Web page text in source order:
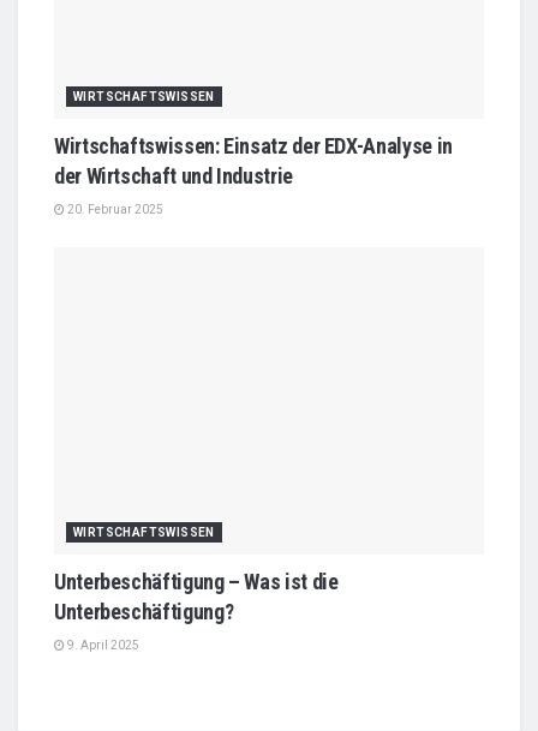
WIRTSCHAFTSWISSEN
Wirtschaftswissen: Einsatz der EDX-Analyse in
der Wirtschaft und Industrie
20. Februar 2025
WIRTSCHAFTSWISSEN
Unterbeschäftigung – Was ist die
Unterbeschäftigung?
9. April 2025